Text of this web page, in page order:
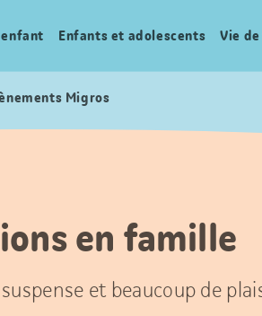
Enfants et adolescents Vie
Migros
en famille
et beaucoup de